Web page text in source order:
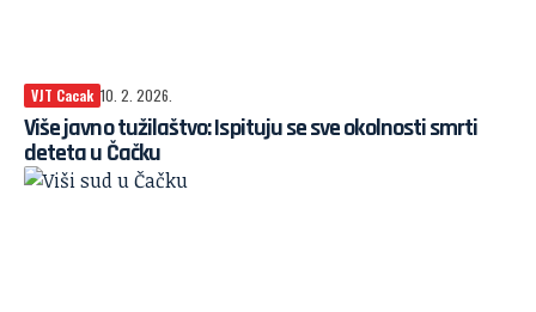
VJT Cacak 10. 2. 2026.
Više javno tužilaštvo: Ispituju se sve okolnosti smrti
deteta u Čačku